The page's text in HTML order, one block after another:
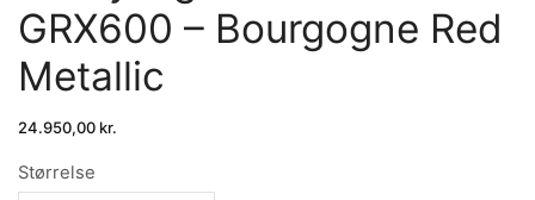
GRX600 – Bourgogne Red
Metallic
24.950,00 kr.
Størrelse